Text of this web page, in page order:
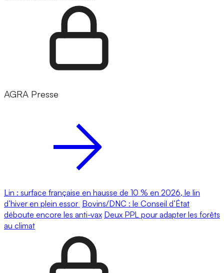
AGRA Presse
Lin : surface française en hausse de 10 % en 2026, le lin
d’hiver en plein essor Bovins/DNC : le Conseil d’État
déboute encore les anti-vax Deux PPL pour adapter les forêts
au climat